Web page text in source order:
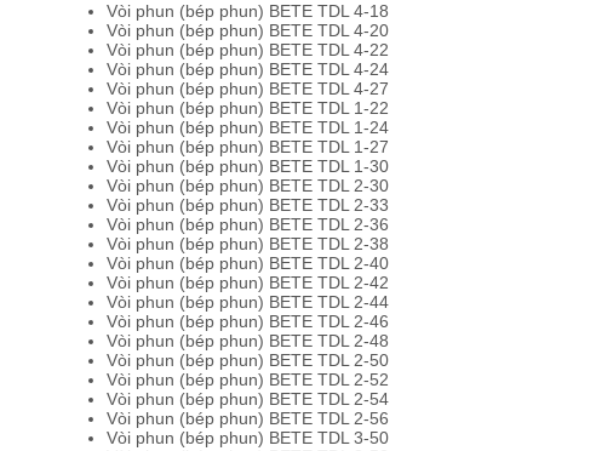
Vòi phun (bép phun) BETE TDL 4-18
Vòi phun (bép phun) BETE TDL 4-20
Vòi phun (bép phun) BETE TDL 4-22
Vòi phun (bép phun) BETE TDL 4-24
Vòi phun (bép phun) BETE TDL 4-27
Vòi phun (bép phun) BETE TDL 1-22
Vòi phun (bép phun) BETE TDL 1-24
Vòi phun (bép phun) BETE TDL 1-27
Vòi phun (bép phun) BETE TDL 1-30
Vòi phun (bép phun) BETE TDL 2-30
Vòi phun (bép phun) BETE TDL 2-33
Vòi phun (bép phun) BETE TDL 2-36
Vòi phun (bép phun) BETE TDL 2-38
Vòi phun (bép phun) BETE TDL 2-40
Vòi phun (bép phun) BETE TDL 2-42
Vòi phun (bép phun) BETE TDL 2-44
Vòi phun (bép phun) BETE TDL 2-46
Vòi phun (bép phun) BETE TDL 2-48
Vòi phun (bép phun) BETE TDL 2-50
Vòi phun (bép phun) BETE TDL 2-52
Vòi phun (bép phun) BETE TDL 2-54
Vòi phun (bép phun) BETE TDL 2-56
Vòi phun (bép phun) BETE TDL 3-50